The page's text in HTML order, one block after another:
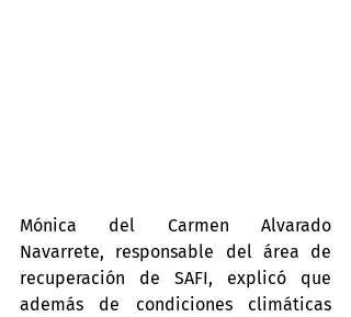
Mónica del Carmen Alvarado
Navarrete, responsable del área de
recuperación de SAFI, explicó que
además de condiciones climáticas